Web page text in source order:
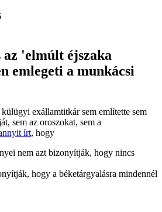
az 'elmúlt éjszaka
emlegeti a munkácsi
exállamtitkár sem említette sem
sem az oroszokat, sem a
írt, hogy
nem azt bizonyítják, hogy nincs
hogy a béketárgyalásra mindennél